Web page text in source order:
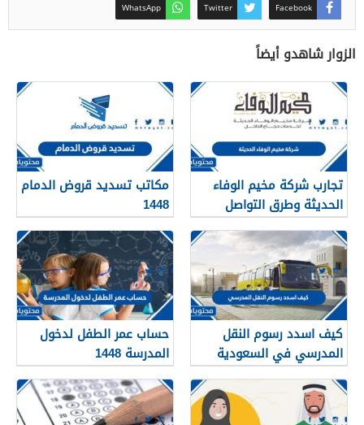
Facebook
Twitter
WhatsApp
الزوار شاهدو أيضاً
تجارب شركة مخيم الوفاء
الحديثة وطرق التواصل
معهم 1448
مكاتب تسديد قروض الدمام
1448
كيف اسدد رسوم النقل
المدرسي في السعودية
1448
حساب عمر الطفل لدخول
المدرسة 1448